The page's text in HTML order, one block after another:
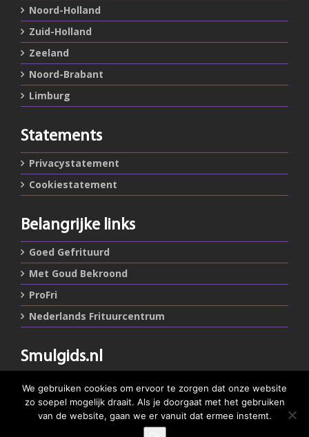
Noord-Holland
Zuid-Holland
Zeeland
Noord-Brabant
Limburg
Statements
Privacystatement
Cookiestatement
Belangrijke links
Goed Gefrituurd
Met Goud Bekroond
ProFri
Nederlands Frituurcentrum
Smulgids.nl
Blaarthemseweg 72
5502 JW Veldhoven
We gebruiken cookies om ervoor te zorgen dat onze website
zo soepel mogelijk draait. Als je doorgaat met het gebruiken
van de website, gaan we er vanuit dat ermee instemt.